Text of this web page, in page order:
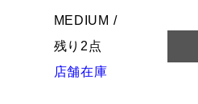
MEDIUM /
残り2点
店舗在庫